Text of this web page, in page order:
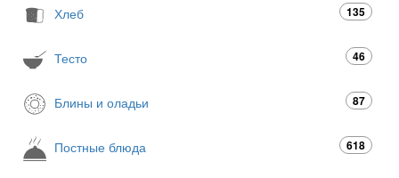
Хлеб 135
Тесто 46
Блины и оладьи 87
Постные блюда 618